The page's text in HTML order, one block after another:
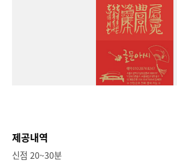
제공내역
신점 20~30분